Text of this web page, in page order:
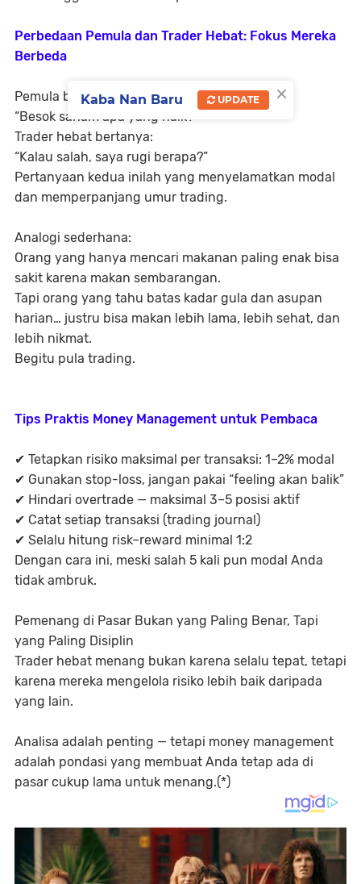
Perbedaan Pemula dan Trader Hebat: Fokus Mereka
Berbeda
Pemula bertanya:
“Besok saham apa yang naik?”
Trader hebat bertanya:
“Kalau salah, saya rugi berapa?”
Pertanyaan kedua inilah yang menyelamatkan modal
dan memperpanjang umur trading.
Analogi sederhana:
Orang yang hanya mencari makanan paling enak bisa
sakit karena makan sembarangan.
Tapi orang yang tahu batas kadar gula dan asupan
harian… justru bisa makan lebih lama, lebih sehat, dan
lebih nikmat.
Begitu pula trading.
Tips Praktis Money Management untuk Pembaca
✔ Tetapkan risiko maksimal per transaksi: 1–2% modal
✔ Gunakan stop-loss, jangan pakai “feeling akan balik”
✔ Hindari overtrade — maksimal 3–5 posisi aktif
✔ Catat setiap transaksi (trading journal)
✔ Selalu hitung risk–reward minimal 1:2
Dengan cara ini, meski salah 5 kali pun modal Anda
tidak ambruk.
Pemenang di Pasar Bukan yang Paling Benar, Tapi
yang Paling Disiplin
Trader hebat menang bukan karena selalu tepat, tetapi
karena mereka mengelola risiko lebih baik daripada
yang lain.
Analisa adalah penting — tetapi money management
adalah pondasi yang membuat Anda tetap ada di
pasar cukup lama untuk menang.(*)
×
Kaba Nan Baru UPDATE